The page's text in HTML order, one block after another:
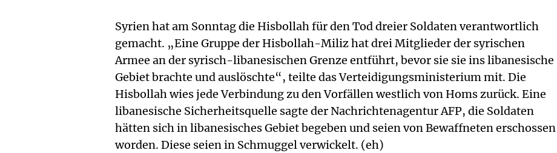
Syrien hat am Sonntag die Hisbollah für den Tod dreier Soldaten verantwortlich
gemacht. „Eine Gruppe der Hisbollah-Miliz hat drei Mitglieder der syrischen
Armee an der syrisch-libanesischen Grenze entführt, bevor sie sie ins libanesische
Gebiet brachte und auslöschte“, teilte das Verteidigungsministerium mit. Die
Hisbollah wies jede Verbindung zu den Vorfällen westlich von Homs zurück. Eine
libanesische Sicherheitsquelle sagte der Nachrichtenagentur AFP, die Soldaten
hätten sich in libanesisches Gebiet begeben und seien von Bewaffneten erschossen
worden. Diese seien in Schmuggel verwickelt. (eh)